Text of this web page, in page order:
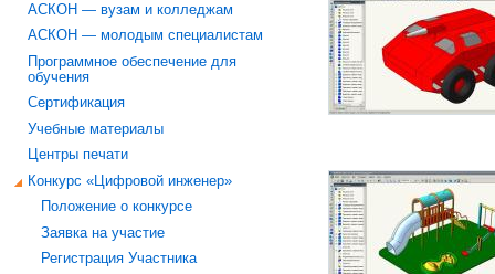
АСКОН — вузам и колледжам
АСКОН — молодым специалистам
Программное обеспечение для
обучения
Сертификация
Учебные материалы
Центры печати
Конкурс «Цифровой инженер»
Положение о конкурсе
Заявка на участие
Регистрация Участника